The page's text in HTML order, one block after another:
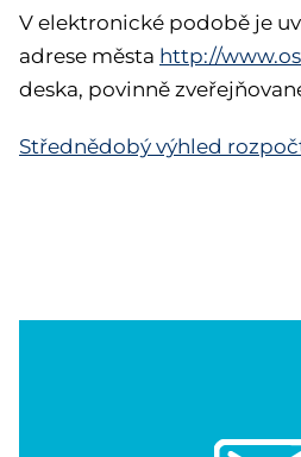
V elektronické podobě je
adrese města http://
deska, povinně
Střednědobý výhled